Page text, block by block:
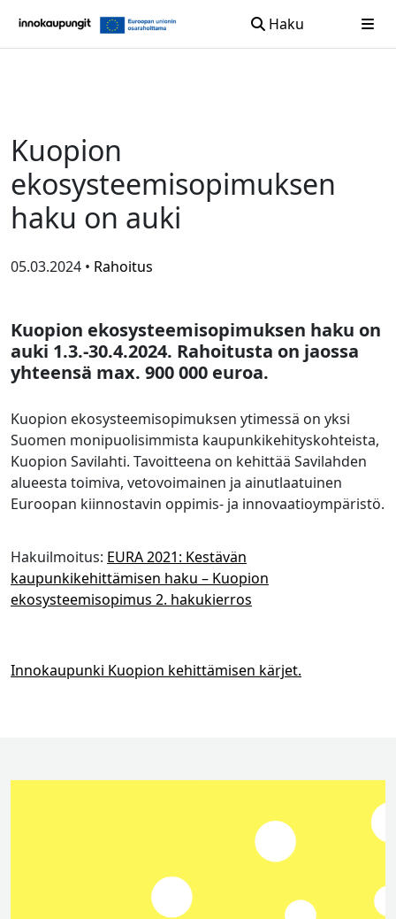
Haku
Kuopion
ekosysteemisopimuksen
haku on auki
05.03.2024 • Rahoitus
Kuopion ekosysteemisopimuksen haku on
auki 1.3.-30.4.2024. Rahoitusta on jaossa
yhteensä max. 900 000 euroa.
Kuopion ekosysteemisopimuksen ytimessä on yksi
Suomen monipuolisimmista kaupunkikehityskohteista,
Kuopion Savilahti. Tavoitteena on kehittää Savilahden
alueesta toimiva, vetovoimainen ja ainutlaatuinen
Euroopan kiinnostavin oppimis- ja innovaatioympäristö.
Hakuilmoitus: EURA 2021: Kestävän
kaupunkikehittämisen haku – Kuopion
ekosysteemisopimus 2. hakukierros
Innokaupunki Kuopion kehittämisen kärjet.